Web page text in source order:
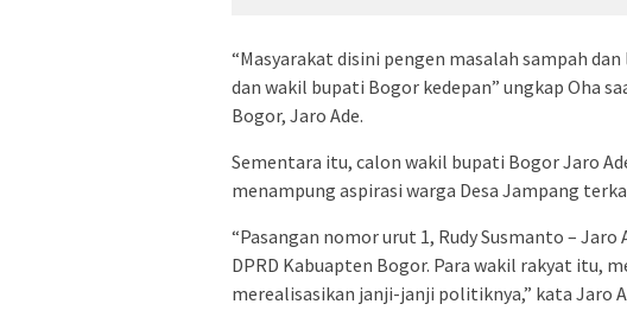
“Masyarakat disini pengen masalah sampah
dan wakil bupati Bogor kedepan” ungkap Oha
Bogor, Jaro Ade.
Sementara itu, calon wakil bupati Bogor Jaro
menampung aspirasi warga Desa Jampang
“Pasangan nomor urut 1, Rudy Susmanto –
DPRD Kabuapten Bogor. Para wakil rakyat itu,
merealisasikan janji-janji politiknya,” kata Jaro